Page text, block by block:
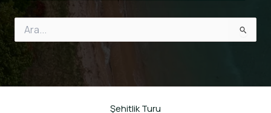
for:
Şehitlik Turu